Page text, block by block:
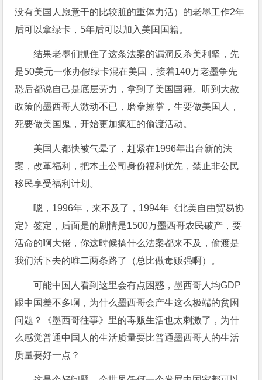
没有美国人愿意干的比较脏的重体力活）的老墨工作2年
后可以拿绿卡，5年后可以加入美国国籍。
结果老墨们抓住了这条法案的漏洞反杀美利坚，先
是50美元一张办假绿卡混在美国，接着140万老墨争先
恐后都说自己是底层劳力，拿到了美国国籍。听到大赦
政策的墨西哥人激动不已，磨拳擦掌，生要做美国人，
死要做美国鬼，开始更加疯狂的偷渡活动。
美国人都快被气晕了，赶紧在1996年出台新的法
案，改革福利，把本土公司身份福利优先，禁止非公民
移民享受福利计划。
嗯，1996年，来不及了，1994年《北美自由贸易协
定》签定，后面是的剧情是1500万墨西哥农民破产，要
活命的啊大佬，你这时候搞什么法案都来不及，偷渡是
我们活下去的唯二两条路了（总比做毒贩强啊）。
可能中国人看到这里会有点困惑，墨西哥人均GDP
跟中国差不多啊，为什么墨西哥会产生这么极端的贫困
问题？《墨西哥往事》里的毒贩生活也太刺激了，为什
么感觉普通中国人的生活质量要比普通墨西哥人的生活
质量要好一点？